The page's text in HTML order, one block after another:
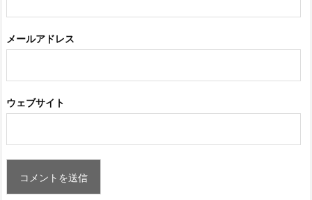
メールアドレス
ウェブサイト